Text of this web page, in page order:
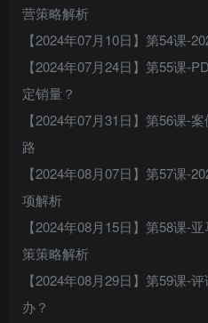
营策略解析
【2024年07月10日】第54课-
【2024年07月24日】第55课-
定销量？
【2024年07月31日】第56课-
路
【2024年08月07日】第57课-
项解析
【2024年08月15日】第58课-
策策略解析
【2024年08月29日】第59课-
办？